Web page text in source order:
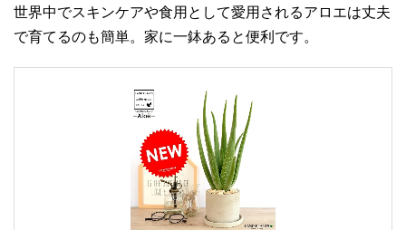
世界中でスキンケアや食用として愛用されるアロエは丈夫
で育てるのも簡単。家に一鉢あると便利です。